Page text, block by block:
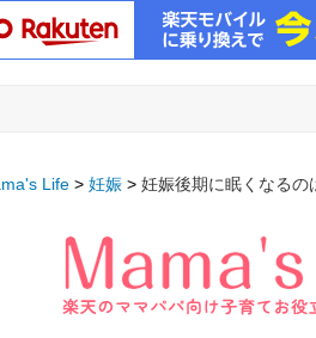
Life 妊娠 妊娠後期に眠くなるの